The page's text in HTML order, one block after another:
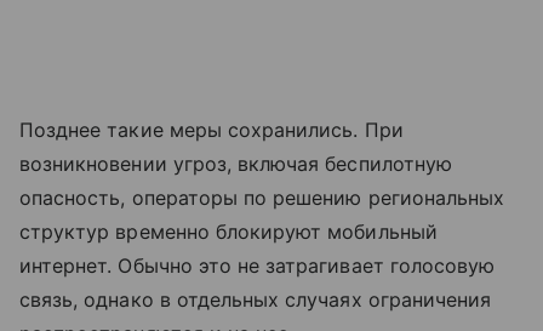
Позднее такие меры сохранились. При
возникновении угроз, включая беспилотную
опасность, операторы по решению региональных
структур временно блокируют мобильный
интернет. Обычно это не затрагивает голосовую
связь, однако в отдельных случаях ограничения